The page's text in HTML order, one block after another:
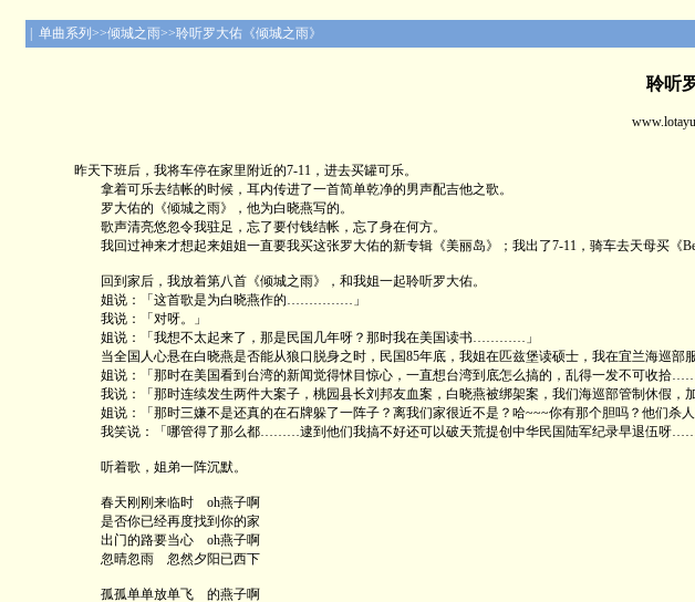
| 单曲系列>>倾城之雨>>聆听罗大佑《倾城之雨》
聆听
昨天下班后，我将车停在家里附近的7-11，进去买罐可乐。
拿着可乐去结帐的时候，耳内传进了一首简单乾净的男声配吉他之歌。
罗大佑的《倾城之雨》，他为白晓燕写的。
歌声清亮悠忽令我驻足，忘了要付钱结帐，忘了身在何方。
我回过神来才想起来姐姐一直要我买这张罗大佑的新专辑《美丽岛》；我出了7-11，骑车去天母买《
回到家后，我放着第八首《倾城之雨》，和我姐一起聆听罗大佑。
姐说：「这首歌是为白晓燕作的……………」
我说：「对呀。」
姐说：「我想不太起来了，那是民国几年呀？那时我在美国读书…………」
当全国人心悬在白晓燕是否能从狼口脱身之时，民国85年底，我姐在匹兹堡读硕士，我在宜兰海巡部服
姐说：「那时在美国看到台湾的新闻觉得怵目惊心，一直想台湾到底怎么搞的，乱得一发不可收拾
我说：「那时连续发生两件大案子，桃园县长刘邦友血案，白晓燕被绑架案，我们海巡部管制休假，
姐说：「那时三嫌不是还真的在石牌躲了一阵子？离我们家很近不是？哈~~~你有那个胆吗？他们
我笑说：「哪管得了那么都………逮到他们我搞不好还可以破天荒提创中华民国陆军纪录早退伍呀……
听着歌，姐弟一阵沉默。
春天刚刚来临时 oh燕子啊
是否你已经再度找到你的家
出门的路要当心 oh燕子啊
忽晴忽雨 忽然夕阳已西下
孤孤单单放单飞 的燕子啊